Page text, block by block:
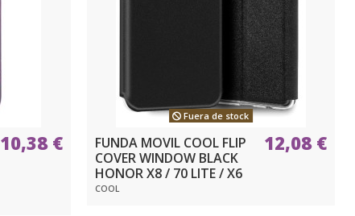
10,38 €
Fuera de stock
FUNDA MOVIL COOL FLIP
COVER WINDOW BLACK
HONOR X8 / 70 LITE / X6
COOL
12,08 €